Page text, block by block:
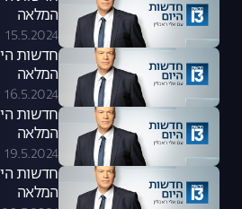
המלאה
15.5.2024
המלאה
16.5.2024
המלאה
19.5.2024
המלאה